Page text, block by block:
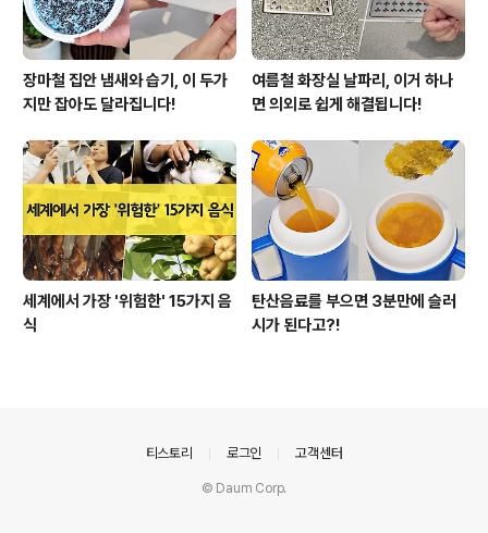
장마철 집안 냄새와 습기, 이 두가
지만 잡아도 달라집니다!
여름철 화장실 날파리, 이거 하나
면 의외로 쉽게 해결됩니다!
세계에서 가장 '위험한' 15가지 음
식
탄산음료를 부으면 3분만에 슬러
시가 된다고?!
티스토리 로그인 고객센터
© Daum Corp.